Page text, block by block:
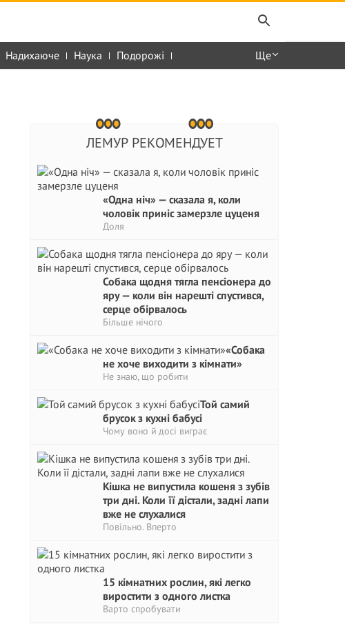
Надихаюче Наука Подорожі Ще
ЛЕМУР РЕКОМЕНДУЕТ
«Одна ніч» — сказала я, коли
чоловік приніс замерзле цуценя
Доля
Собака щодня тягла пенсіонера до
яру — коли він нарешті спустився,
серце обірвалось
Більше нічого
«Собака
не хоче виходити з кімнати»
Не знаю, що робити
Той самий
брусок з кухні бабусі
Чому воно й досі виграє
Кішка не випустила кошеня з зубів
три дні. Коли її дістали, задні лапи
вже не слухалися
Повільно. Вперто
15 кімнатних рослин, які легко
виростити з одного листка
Варто спробувати